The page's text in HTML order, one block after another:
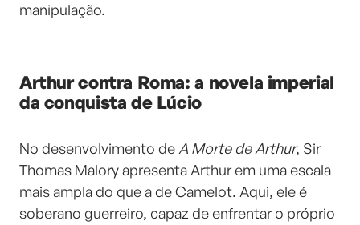
manipulação.
Arthur contra Roma: a novela imperial
da conquista de Lúcio
No desenvolvimento de A Morte de Arthur, Sir
Thomas Malory apresenta Arthur em uma escala
mais ampla do que a de Camelot. Aqui, ele é
soberano guerreiro, capaz de enfrentar o próprio